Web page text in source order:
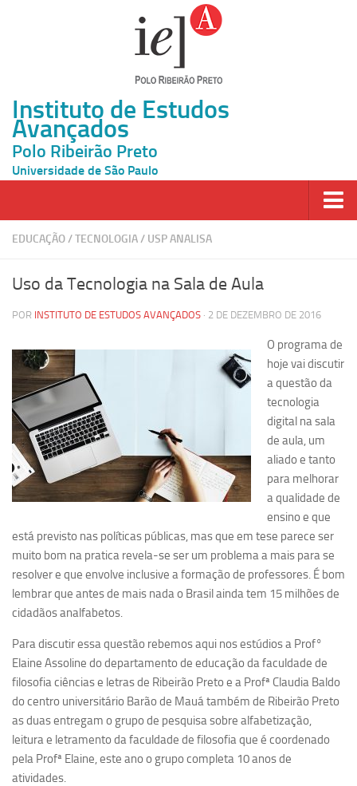
Instituto de Estudos
Avançados
Polo Ribeirão Preto
Universidade de São Paulo
Página Inicial
Inscrição
Cátedras
Pesquisa
Grupos de Estudo
Carreira Docente de Impacto
Ciência, Arte, Educação e Sociedade: CienArtES
Grupo de Estudos Avançados em Tecnologia e Informação
em Saúde com foco em Populações Vulneráveis
Grupos de estudo encerrados
Grupos de Pesquisa
Criminologia Experimental e Segurança Pública
Grupo de Pesquisa GPUBLIC – Centro de Estudos em Gestão
e Políticas Públicas Contemporâneas
Grupos de pesquisa encerrados
Ano Sabático
EDUCAÇÃO/TECNOLOGIA/ USP ANALISA
Uso da Tecnologia na Sala de Aula
POR INSTITUTO DE ESTUDOS AVANÇADOS · 2 DE DEZEMBRO DE 2016
O programa de
hoje vai discutir
a questão da
tecnologia
digital na sala
de aula, um
aliado e tanto
para melhorar
a qualidade de
ensino e que
está previsto nas políticas públicas, mas que em tese parece ser
muito bom na pratica revela-se ser um problema a mais para se
resolver e que envolve inclusive a formação de professores. É bom
lembrar que antes de mais nada o Brasil ainda tem 15 milhões de
cidadãos analfabetos.
Para discutir essa questão rebemos aqui nos estúdios a Prof°
Elaine Assoline do departamento de educação da faculdade de
filosofia ciências e letras de Ribeirão Preto e a Profª Claudia Baldo
do centro universitário Barão de Mauá também de Ribeirão Preto
as duas entregam o grupo de pesquisa sobre alfabetização,
leitura e letramento da faculdade de filosofia que é coordenado
pela Profª Elaine, este ano o grupo completa 10 anos de
atividades.